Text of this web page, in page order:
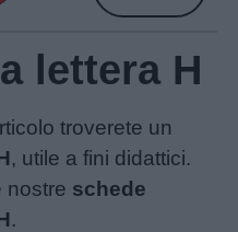
lettera H
troverete un
, utile a fini didattici.
nostre schede
.